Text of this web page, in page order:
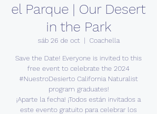
el Parque | Our Desert
in the Park
sáb 26 de oct
  |
Coachella
Save the Date! Everyone is invited to this
free event to celebrate the 2024
#NuestroDesierto California Naturalist
program graduates!
¡Aparte la fecha! ¡Todos están invitados a
este evento gratuito para celebrar los